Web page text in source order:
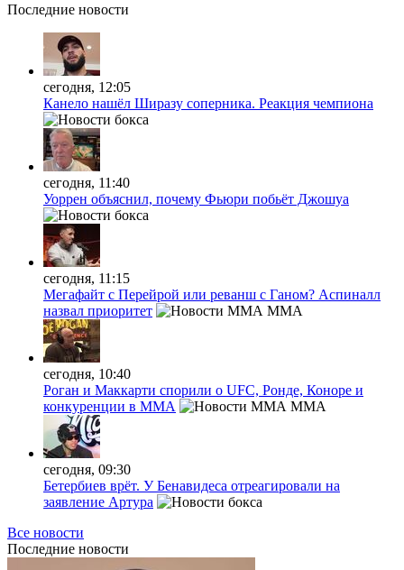
Последние новости
сегодня, 12:05
Канело нашёл Ширазу соперника. Реакция чемпиона
сегодня, 11:40
Уоррен объяснил, почему Фьюри побьёт Джошуа
сегодня, 11:15
Мегафайт с Перейрой или реванш с Ганом? Аспиналл
назвал приоритет
MMA
сегодня, 10:40
Роган и Маккарти спорили о UFC, Ронде, Коноре и
конкуренции в ММА
MMA
сегодня, 09:30
Бетербиев врёт. У Бенавидеса отреагировали на
заявление Артура
Все новости
Последние новости